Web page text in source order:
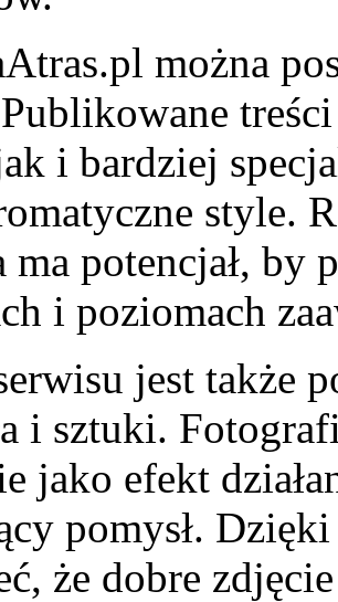
można
i bardziej
style.
ma potencjał,
i poziomach
jest także
i sztuki.
jako efekt
pomysł.
że dobre